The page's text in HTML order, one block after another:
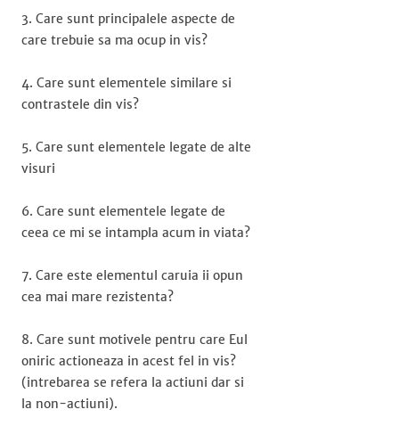
3. Care sunt principalele aspecte de
care trebuie sa ma ocup in vis?
4. Care sunt elementele similare si
contrastele din vis?
5. Care sunt elementele legate de alte
visuri
6. Care sunt elementele legate de
ceea ce mi se intampla acum in viata?
7. Care este elementul caruia ii opun
cea mai mare rezistenta?
8. Care sunt motivele pentru care Eul
oniric actioneaza in acest fel in vis?
(intrebarea se refera la actiuni dar si
la non-actiuni).